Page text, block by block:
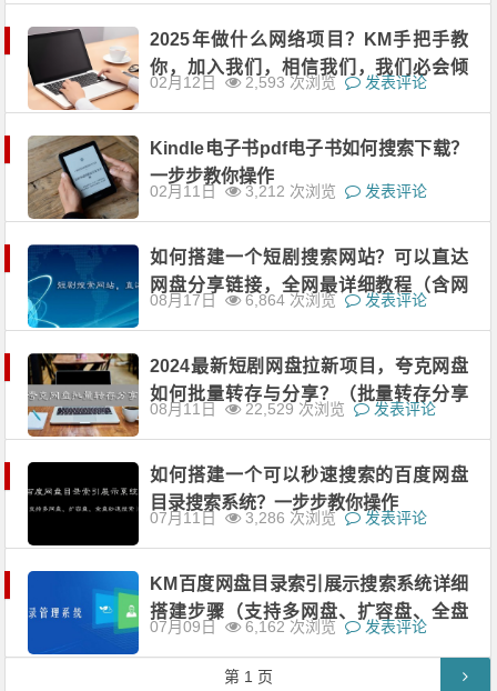
2025年做什么网络项目？KM手把手教
你，加入我们，相信我们，我们必会倾
囊相授
02月12日 2,593 次浏览 发表评论
Kindle电子书pdf电子书如何搜索下载？
一步步教你操作
02月11日 3,212 次浏览 发表评论
如何搭建一个短剧搜索网站？可以直达
网盘分享链接，全网最详细教程（含网
站源码+网盘批量转存工具+万部短剧资
08月17日 6,864 次浏览 发表评论
2024最新短剧网盘拉新项目，夸克网盘
如何批量转存与分享？（批量转存分享
软件+万部短剧资源）
08月11日 22,529 次浏览 发表评论
如何搭建一个可以秒速搜索的百度网盘
目录搜索系统？一步步教你操作
07月11日 3,286 次浏览 发表评论
KM百度网盘目录索引展示搜索系统详细
搭建步骤（支持多网盘、扩容盘、全盘
搜索）
07月09日 6,162 次浏览 发表评论
第 1 页